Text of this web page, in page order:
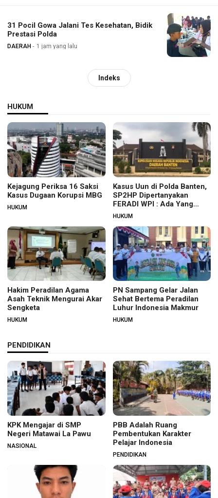
31 Pocil Gowa Jalani Tes Kesehatan, Bidik
Prestasi Polda
DAERAH 1 jam yang lalu
Indeks
HUKUM
Kejagung Periksa 16 Saksi
Kasus Dugaan Korupsi MBG
HUKUM
Kasus Uun di Polda Banten,
SP2HP Dipertanyakan
FERADI WPI : Ada Yang
Tidak Beres?
HUKUM
Hakim Peradilan Agama
Asah Teknik Mengurai Akar
Sengketa
HUKUM
PN Sampang Gelar Jalan
Sehat Bertema Peradilan
Luhur Indonesia Makmur
HUKUM
PENDIDIKAN
KPK Mengajar di SMP
Negeri Matawai La Pawu
NASIONAL
PBB Adalah Ruang
Pembentukan Karakter
Pelajar Indonesia
PENDIDIKAN